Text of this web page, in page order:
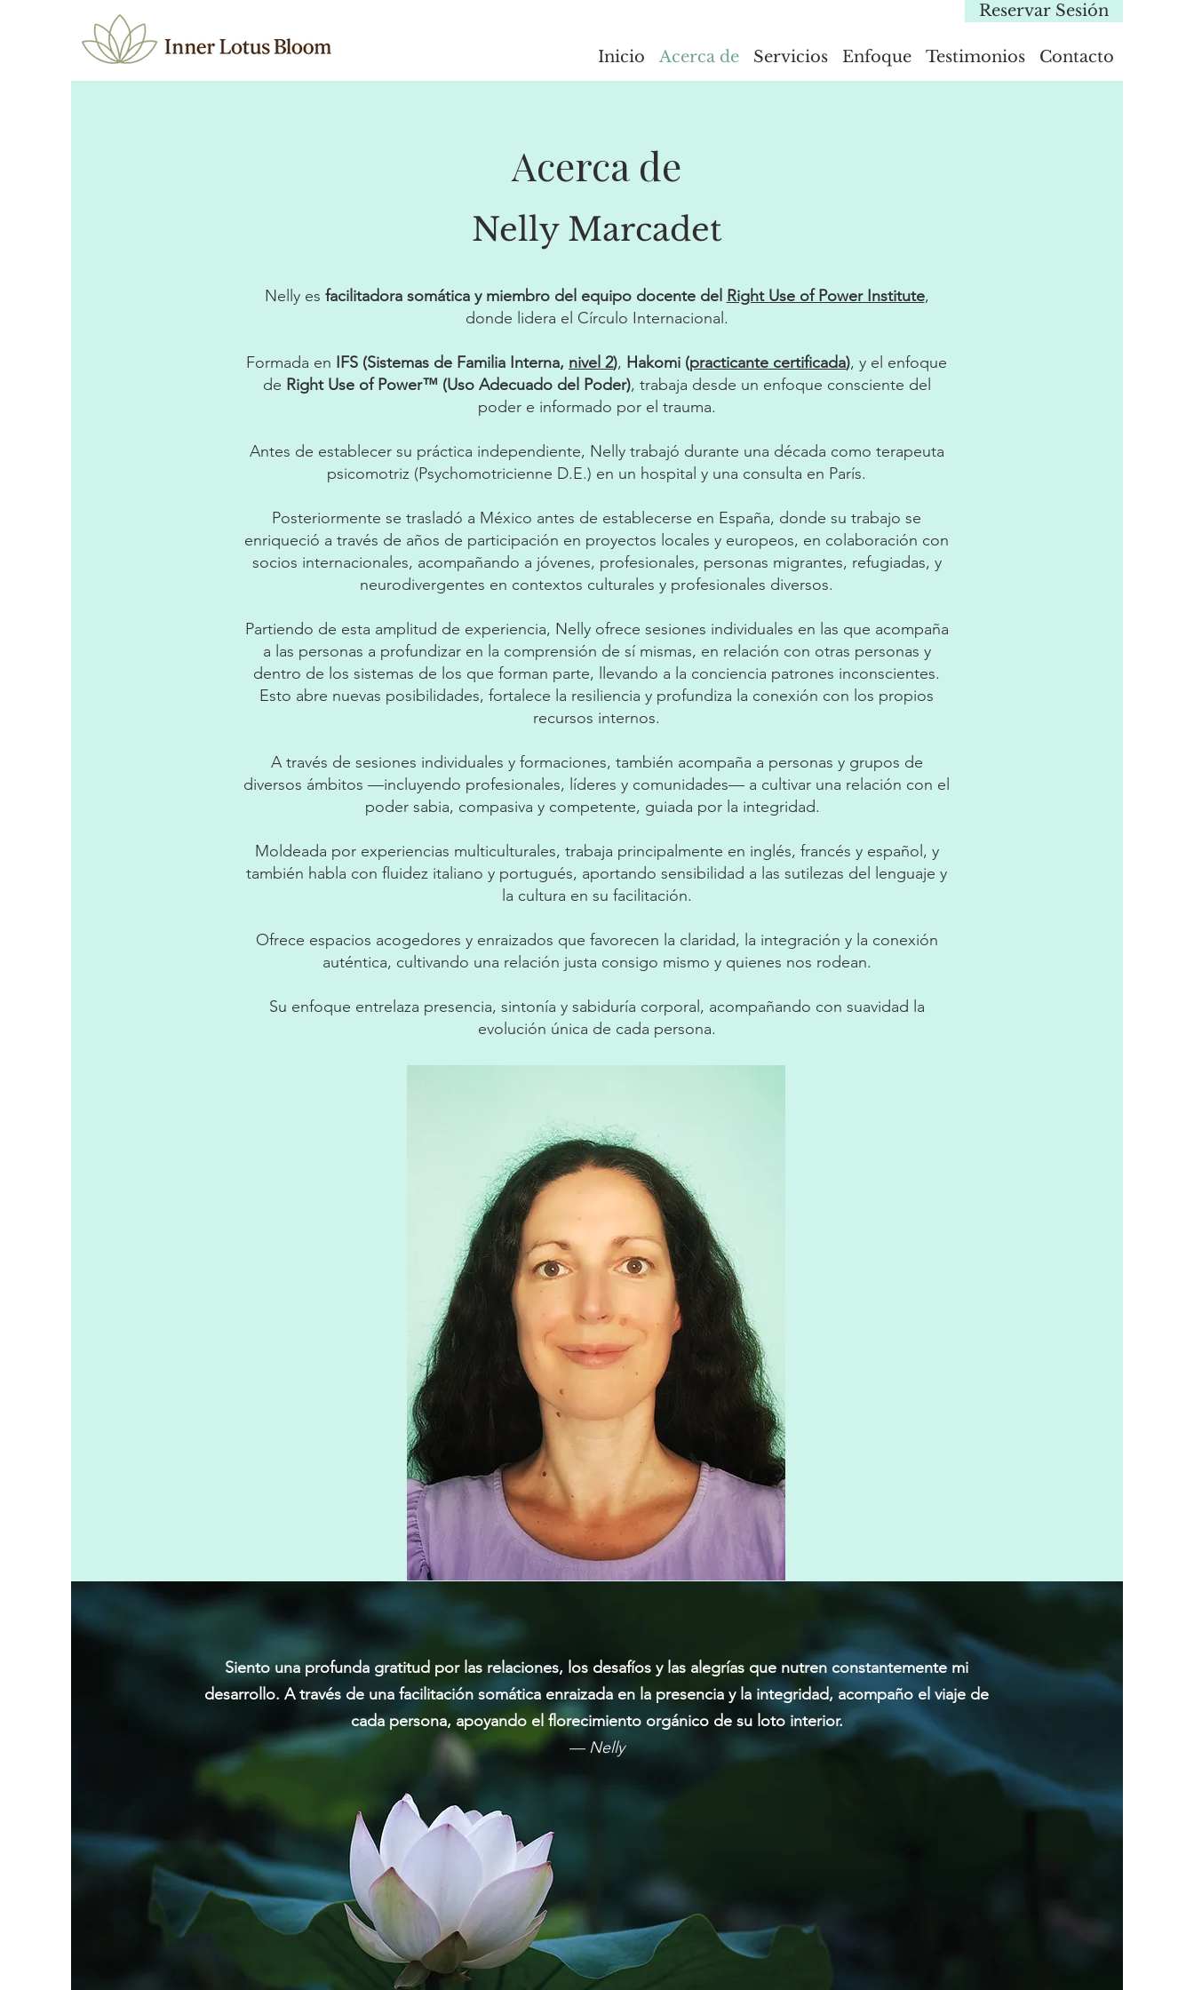
Reservar Sesión
Inicio Acerca de Servicios Enfoque Testimonios Contacto
Acerca de
Nelly Marcadet
Nelly es facilitadora somática y miembro del equipo docente del Right Use of Power Institute,
donde lidera el Círculo Internacional.
Formada en IFS (Sistemas de Familia Interna, nivel 2), Hakomi (practicante certificada), y el enfoque
de Right Use of Power™ (Uso Adecuado del Poder), trabaja desde un enfoque consciente del
poder e informado por el trauma.
Antes de establecer su práctica independiente, Nelly trabajó durante una década como terapeuta
psicomotriz (Psychomotricienne D.E.) en un hospital y una consulta en París.
Posteriormente se trasladó a México antes de establecerse en España, donde su trabajo se
enriqueció a través de años de participación en proyectos locales y europeos, en colaboración con
socios internacionales, acompañando a jóvenes, profesionales, personas migrantes, refugiadas, y
neurodivergentes en contextos culturales y profesionales diversos.
Partiendo de esta amplitud de experiencia, Nelly ofrece sesiones individuales en las que acompaña
a las personas a profundizar en la comprensión de sí mismas, en relación con otras personas y
dentro de los sistemas de los que forman parte, llevando a la conciencia patrones inconscientes.
Esto abre nuevas posibilidades, fortalece la resiliencia y profundiza la conexión con los propios
recursos internos.
A través de sesiones individuales y formaciones, también acompaña a personas y grupos de
diversos ámbitos —incluyendo profesionales, líderes y comunidades— a cultivar una relación con el
poder sabia, compasiva y competente, guiada por la integridad.
Moldeada por experiencias multiculturales, trabaja principalmente en inglés, francés y español, y
también habla con fluidez italiano y portugués, aportando sensibilidad a las sutilezas del lenguaje y
la cultura en su facilitación.
Ofrece espacios acogedores y enraizados que favorecen la claridad, la integración y la conexión
auténtica, cultivando una relación justa consigo mismo y quienes nos rodean.
Su enfoque entrelaza presencia, sintonía y sabiduría corporal, acompañando con suavidad la
evolución única de cada persona.
Siento una profunda gratitud por las relaciones, los desafíos y las alegrías que nutren constantemente mi
desarrollo. A través de una facilitación somática enraizada en la presencia y la integridad, acompaño el viaje de
cada persona, apoyando el florecimiento orgánico de su loto interior.
— Nelly